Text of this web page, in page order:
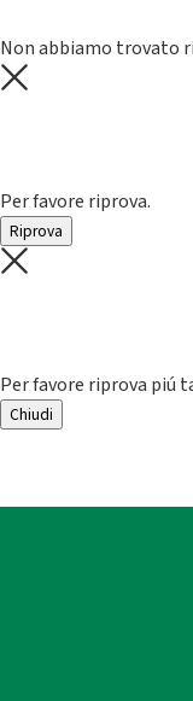
Non abbiamo trovato
Per favore riprova.
Riprova
Per favore riprova piú
Chiudi